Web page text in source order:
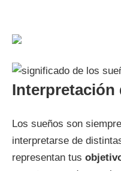
Interpretación
Los sueños son
interpretarse de
representan tus